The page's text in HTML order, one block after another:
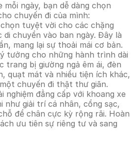
mỗi ngày, bạn dễ dàng chọn
chuyến đi của mình:
tuyệt vời cho các chặng
di chuyển vào ban ngày. Đây là
mang lại sự thoải mái cơ bản.
tưởng cho những hành trình dài
trang bị giường ngả êm ái, đèn
quạt mát và nhiều tiện ích khác,
chuyến đi thật thư giãn.
nghiệm đẳng cấp với khoang xe
như giải trí cá nhân, cổng sạc,
để chân cực kỳ rộng rãi. Hoàn
ưu tiên sự riêng tư và sang